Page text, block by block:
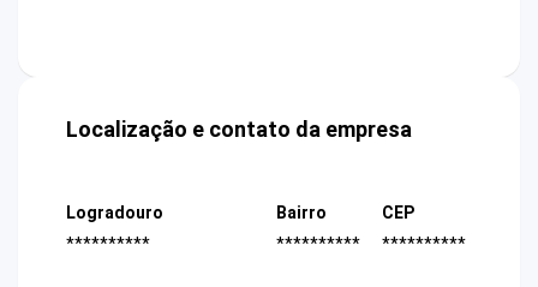
Localização e contato da empresa
Logradouro
**********
Bairro
**********
CEP
**********